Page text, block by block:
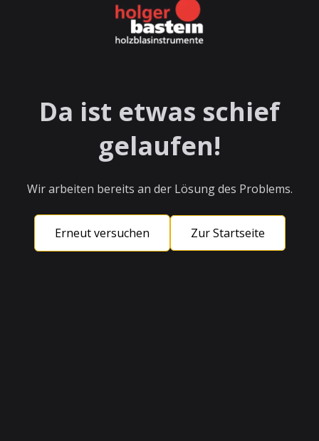
Da ist etwas schief
gelaufen!
Wir arbeiten bereits an der Lösung des Problems.
Erneut versuchen Zur Startseite